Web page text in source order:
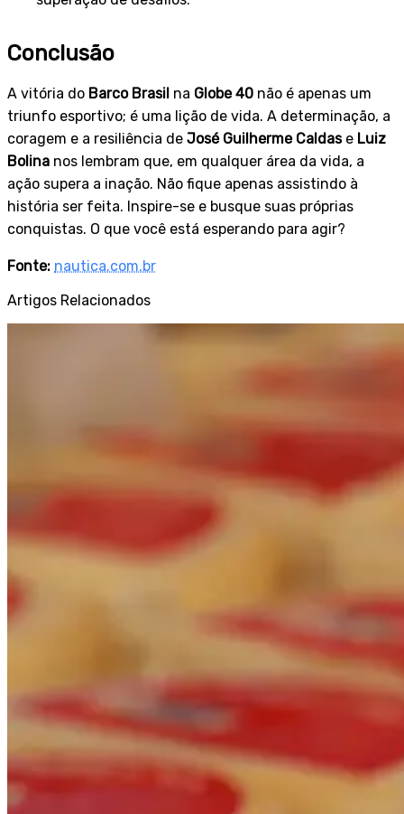
Conclusão
A vitória do Barco Brasil na Globe 40 não é apenas um
triunfo esportivo; é uma lição de vida. A determinação, a
coragem e a resiliência de José Guilherme Caldase Luiz
Bolina nos lembram que, em qualquer área da vida, a
ação supera a inação. Não fique apenas assistindo à
história ser feita. Inspire-se e busque suas próprias
conquistas. O que você está esperando para agir?
Fonte: nautica.com.br
Artigos Relacionados